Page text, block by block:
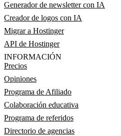
Generador de newsletter con IA
Creador de logos con IA
Migrar a Hostinger
API de Hostinger
INFORMACIÓN
Precios
Opiniones
Programa de Afiliado
Colaboración educativa
Programa de referidos
Directorio de agencias